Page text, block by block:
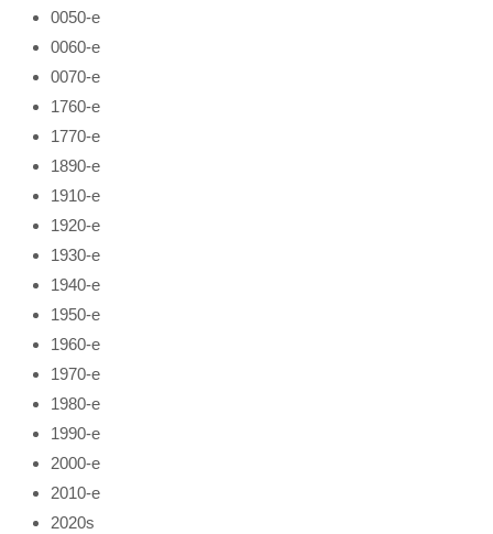
0050-е
0060-е
0070-е
1760-е
1770-е
1890-е
1910-е
1920-е
1930-е
1940-е
1950-е
1960-е
1970-е
1980-е
1990-е
2000-е
2010-е
2020s